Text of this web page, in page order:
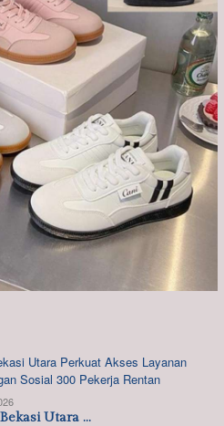
Utara …